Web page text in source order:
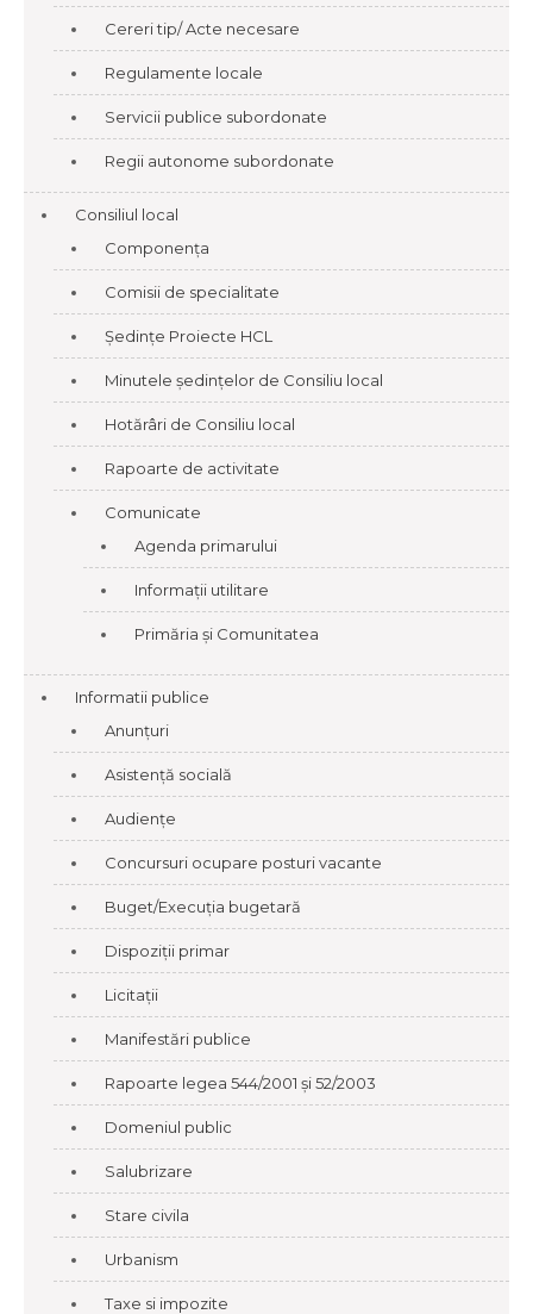
Cereri tip/ Acte necesare
Regulamente locale
Servicii publice subordonate
Regii autonome subordonate
Consiliul local
Componența
Comisii de specialitate
Ședințe Proiecte HCL
Minutele ședințelor de Consiliu local
Hotărâri de Consiliu local
Rapoarte de activitate
Comunicate
Agenda primarului
Informații utilitare
Primăria și Comunitatea
Informatii publice
Anunțuri
Asistență socială
Audiențe
Concursuri ocupare posturi vacante
Buget/Execuția bugetară
Dispoziții primar
Licitații
Manifestări publice
Rapoarte legea 544/2001 și 52/2003
Domeniul public
Salubrizare
Stare civila
Urbanism
Taxe si impozite